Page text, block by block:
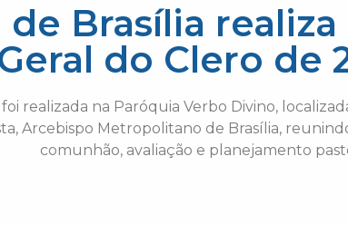
Brasília
do Clero de
realizada na Paróquia Verbo Divino,
Arcebispo Metropolitano de Brasília,
comunhão, avaliação e planejamento